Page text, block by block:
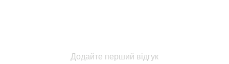
Додайте перший відгук